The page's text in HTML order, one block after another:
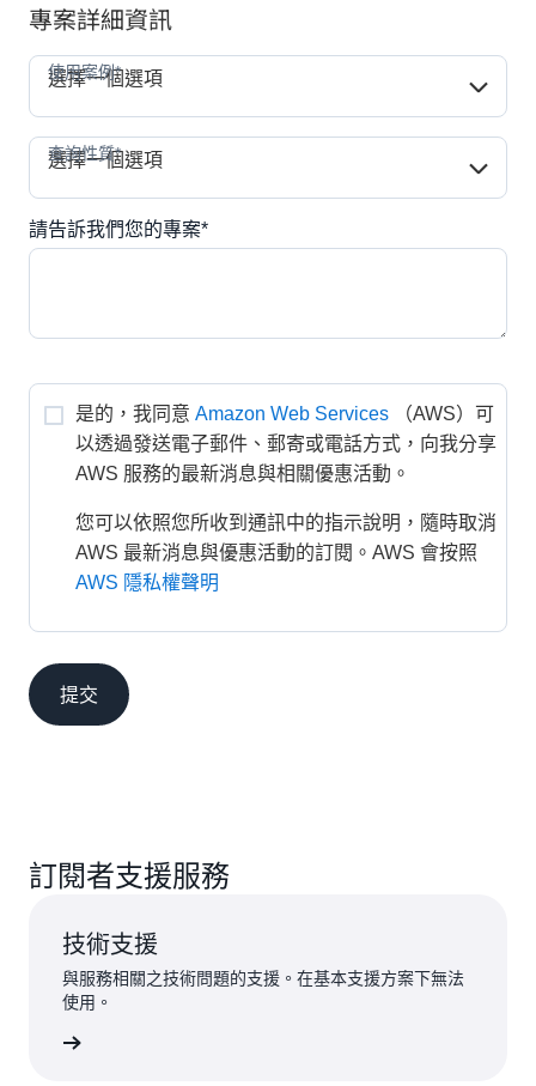
專案詳細資訊
使用案例*
選擇一個選項
查詢性質*
選擇一個選項
請告訴我們您的專案*
是的，我同意 Amazon Web Services
（AWS）可
以透過發送電子郵件、郵寄或電話方式，向我分享
AWS 服務的最新消息與相關優惠活動。
您可以依照您所收到通訊中的指示說明，隨時取消
AWS 最新消息與優惠活動的訂閱。AWS 會按照
AWS 隱私權聲明
提交
訂閱者支援服務
技術支援
與服務相關之技術問題的支援。在基本支援方案下無法
使用。